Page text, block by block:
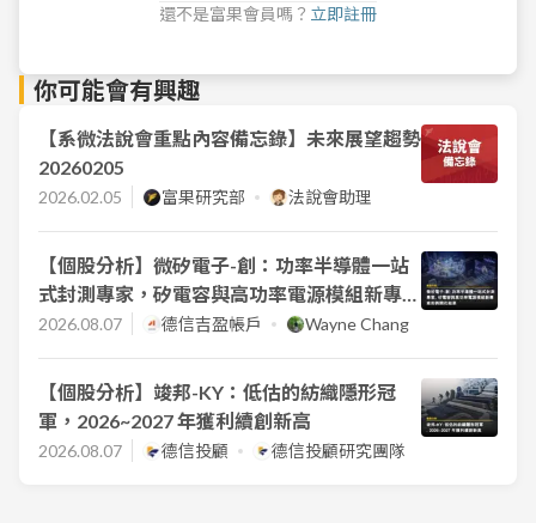
還不是富果會員嗎？ 立即註冊
你可能會有興趣
【系微法說會重點內容備忘錄】未來展望趨勢
20260205
2026.02.05 富果研究部 法說會助理
【個股分析】微矽電子-創：功率半導體一站
式封測專家，矽電容與高功率電源模組新專案
即將開花結果
2026.08.07 德信吉盈帳戶 Wayne Chang
【個股分析】竣邦-KY：低估的紡織隱形冠
軍，2026~2027 年獲利續創新高
2026.08.07 德信投顧 德信投顧研究團隊